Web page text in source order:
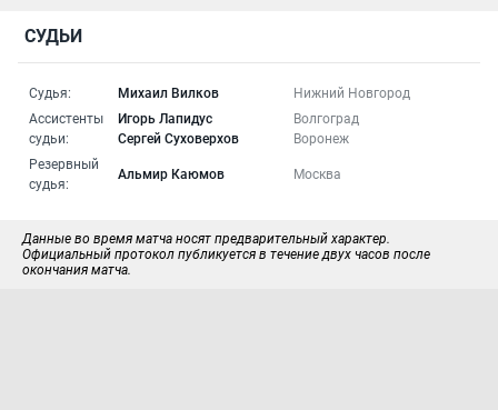
СУДЬИ
Судья: Михаил Вилков
Нижний Новгород
Ассистенты
судьи:
Игорь Лапидус
Волгоград
Сергей Суховерхов
Воронеж
Резервный
судья:
Альмир Каюмов Москва
Данные во время матча носят предварительный характер.
Официальный протокол публикуется в течение двух часов после
окончания матча.